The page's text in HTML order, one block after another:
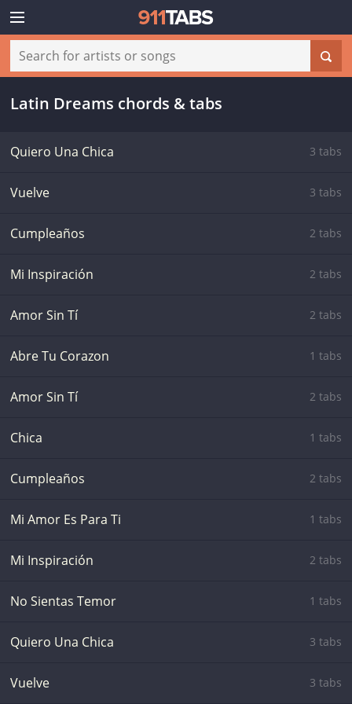
Latin Dreams chords & tabs
Quiero Una Chica 3 tabs
Vuelve 3 tabs
Cumpleaños 2 tabs
Mi Inspiración 2 tabs
Amor Sin Tí 2 tabs
Abre Tu Corazon 1 tabs
Amor Sin Tí 2 tabs
Chica 1 tabs
Cumpleaños 2 tabs
Mi Amor Es Para Ti 1 tabs
Mi Inspiración 2 tabs
No Sientas Temor 1 tabs
Quiero Una Chica 3 tabs
Vuelve 3 tabs